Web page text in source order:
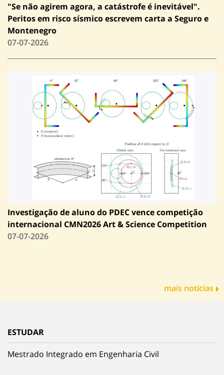
"Se não agirem agora, a catástrofe é inevitável".
Peritos em risco sísmico escrevem carta a Seguro e
Montenegro
07-07-2026
Investigação de aluno do PDEC vence competição
internacional CMN2026 Art & Science Competition
07-07-2026
mais notícias
ESTUDAR
Mestrado Integrado em Engenharia Civil